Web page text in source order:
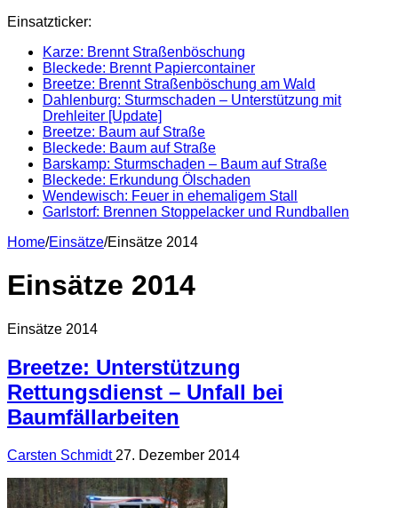
Einsatzticker:
Karze: Brennt Straßenböschung
Bleckede: Brennt Papiercontainer
Breetze: Brennt Straßenböschung am Wald
Dahlenburg: Sturmschaden – Unterstützung mit
Drehleiter [Update]
Breetze: Baum auf Straße
Bleckede: Baum auf Straße
Barskamp: Sturmschaden – Baum auf Straße
Bleckede: Erkundung Ölschaden
Wendewisch: Feuer in ehemaligem Stall
Garlstorf: Brennen Stoppelacker und Rundballen
Home/Einsätze/Einsätze 2014
Einsätze 2014
Einsätze 2014
Breetze: Unterstützung
Rettungsdienst – Unfall bei
Baumfällarbeiten
Carsten Schmidt 27. Dezember 2014